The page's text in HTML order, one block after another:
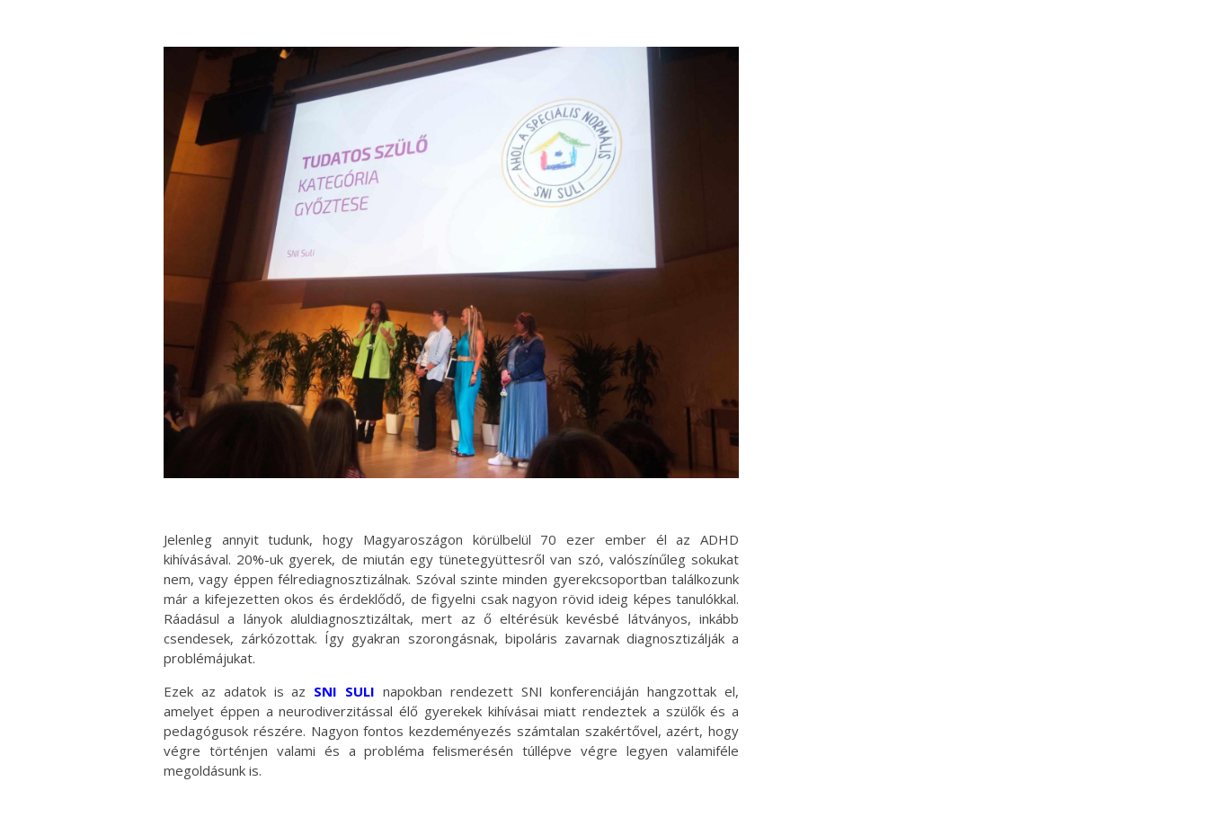
Jelenleg annyit tudunk, hogy Magyaroszágon körülbelül 70 ezer ember él az ADHD
kihívásával. 20%-uk gyerek, de miután egy tünetegyüttesről van szó, valószínűleg sokukat
nem, vagy éppen félrediagnosztizálnak. Szóval szinte minden gyerekcsoportban találkozunk
már a kifejezetten okos és érdeklődő, de figyelni csak nagyon rövid ideig képes tanulókkal.
Ráadásul a lányok aluldiagnosztizáltak, mert az ő eltérésük kevésbé látványos, inkább
csendesek, zárkózottak. Így gyakran szorongásnak, bipoláris zavarnak diagnosztizálják a
problémájukat.
Ezek az adatok is az SNI SULI napokban rendezett SNI konferenciáján hangzottak el,
amelyet éppen a neurodiverzitással élő gyerekek kihívásai miatt rendeztek a szülők és a
pedagógusok részére. Nagyon fontos kezdeményezés számtalan szakértővel, azért, hogy
végre történjen valami és a probléma felismerésén túllépve végre legyen valamiféle
megoldásunk is.